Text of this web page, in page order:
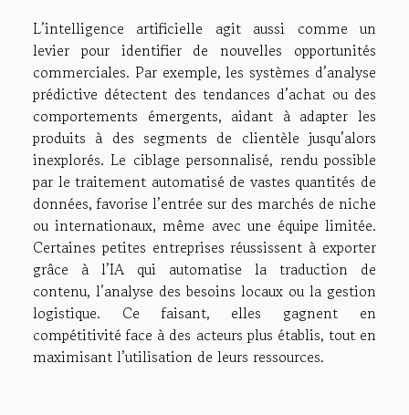
L’intelligence artificielle agit aussi comme un
levier pour identifier de nouvelles opportunités
commerciales. Par exemple, les systèmes d’analyse
prédictive détectent des tendances d’achat ou des
comportements émergents, aidant à adapter les
produits à des segments de clientèle jusqu’alors
inexplorés. Le ciblage personnalisé, rendu possible
par le traitement automatisé de vastes quantités de
données, favorise l’entrée sur des marchés de niche
ou internationaux, même avec une équipe limitée.
Certaines petites entreprises réussissent à exporter
grâce à l’IA qui automatise la traduction de
contenu, l’analyse des besoins locaux ou la gestion
logistique. Ce faisant, elles gagnent en
compétitivité face à des acteurs plus établis, tout en
maximisant l’utilisation de leurs ressources.